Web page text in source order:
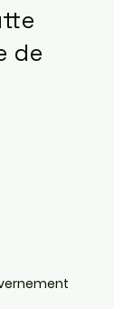
de